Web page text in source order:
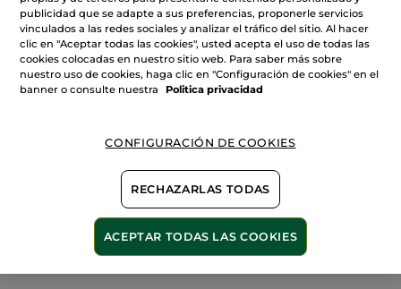
Tratamiento
Antiarrugas
Intenso
Lift
Collagène
75
ml
AÑADIR A MI CESTA
Entrega entre 5 a 8 días hábiles
Las promociones o ventajas Yves Rocher son
calculadas en comparación con los Precios tarifa
recomendados (P.T.R.)
VER P.T.R 2026
publicidad que se adapte a sus preferencias, proponerle servicios
vinculados a las redes sociales y analizar el tráfico del sitio. Al hacer
clic en "Aceptar todas las cookies", usted acepta el uso de todas las
cookies colocadas en nuestro sitio web. Para saber más sobre
nuestro uso de cookies, haga clic en "Configuración de cookies" en el
banner o consulte nuestra
Politica privacidad
CONFIGURACIÓN DE COOKIES
RECHAZARLAS TODAS
ACEPTAR TODAS LAS COOKIES